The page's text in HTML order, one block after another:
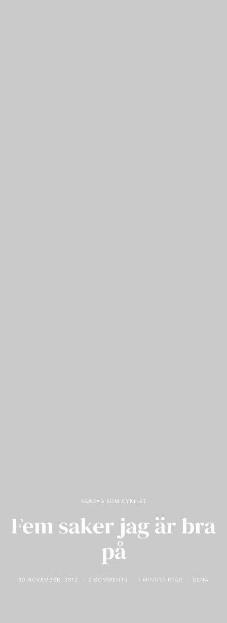
VARDAG SOM CYKLIST
Fem saker jag är bra
på
30 NOVEMBER, 2012 2 COMMENTS 1 MINUTE READ ELNA